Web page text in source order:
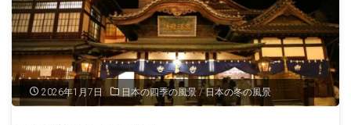
北
海
道
の
走
る
秋
2026年1月7日 日本の四季の風景 / 日本の冬の風景